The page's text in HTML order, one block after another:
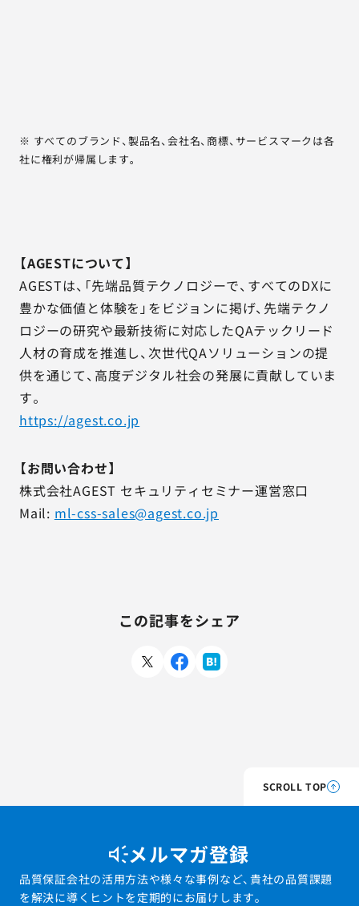
※ すべてのブランド、製品名、会社名、商標、サービスマークは各
社に権利が帰属します。
【AGESTについて】
AGESTは、「先端品質テクノロジーで、すべてのDXに
豊かな価値と体験を」をビジョンに掲げ、先端テクノ
ロジーの研究や最新技術に対応したQAテックリード
人材の育成を推進し、次世代QAソリューションの提
供を通じて、高度デジタル社会の発展に貢献していま
す。
https://agest.co.jp
【お問い合わせ】
株式会社AGEST セキュリティセミナー運営窓口
Mail: ml-css-sales@agest.co.jp
この記事をシェア
SCROLL TOP
メルマガ登録
品質保証会社の活用方法や様々な事例など、貴社の品質課題
を解決に導くヒントを定期的にお届けします。